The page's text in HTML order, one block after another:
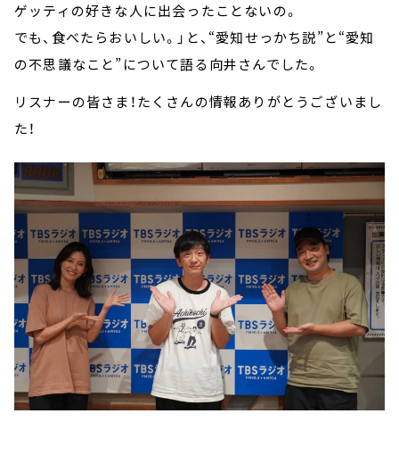
ゲッティの好きな人に出会ったことないの。
でも、食べたらおいしい。」と、“愛知せっかち説”と“愛知
の不思議なこと”について語る向井さんでした。
リスナーの皆さま！たくさんの情報ありがとうございまし
た！